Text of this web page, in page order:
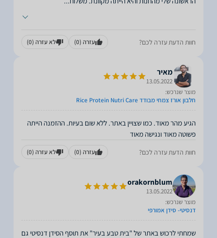
חוות הדעת עזרה לכם? עזרה (0) לא עזרה (0)
מאיר
13.05.2022
מוצר שנרכש:
חלבון אורז צמחי מבודד Rice Protein Nutri Care
הגיע מהר מאוד. כמו שצויין באתר. ללא שום בעיות. ההזמנה הייתה
פשוטה מאוד ונגישה מאוד
חוות הדעת עזרה לכם? עזרה (0) לא עזרה (0)
orakornblum
13.05.2022
מוצר שנרכש:
דנסיטי- סידן אמורפי
שמחתי לרכוש באתר של "בית טבע בעיר" את תוסף הסידן דנסיטי גם